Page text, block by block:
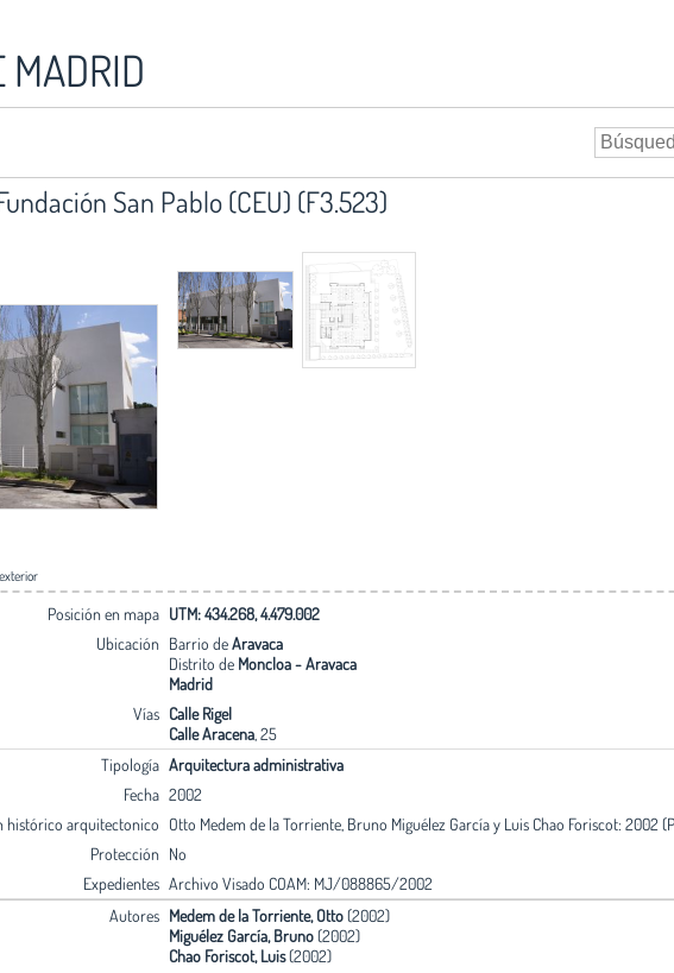
MADRID
San Pablo (CEU) (F3.523)
Posición en mapa UTM: 434.268, 4.479.002
Ubicación Barrio deAravaca
Distrito de Moncloa - Aravaca
Madrid
Vías Calle Rigel
Calle Aracena , 25
Tipología Arquitectura administrativa
Fecha 2002
histórico arquitectonico Otto Medem de la Torriente, Bruno Miguélez García y Luis Chao Foriscot: 2002
Protección No
Expedientes Archivo Visado COAM: MJ/088865/2002
Autores Medem de la Torriente, Otto(2002)
Miguélez García, Bruno(2002)
Chao Foriscot, Luis(2002)